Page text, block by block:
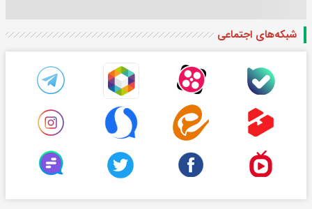
شبکه‌های اجتماعی